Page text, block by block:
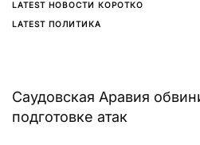
LATEST НОВОСТИ КОРОТКО
LATEST ПОЛИТИКА
Саудовская Аравия
подготовке атак